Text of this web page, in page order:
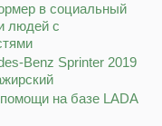
в социальный
людей с
Benz Sprinter 2019
на базе LADA